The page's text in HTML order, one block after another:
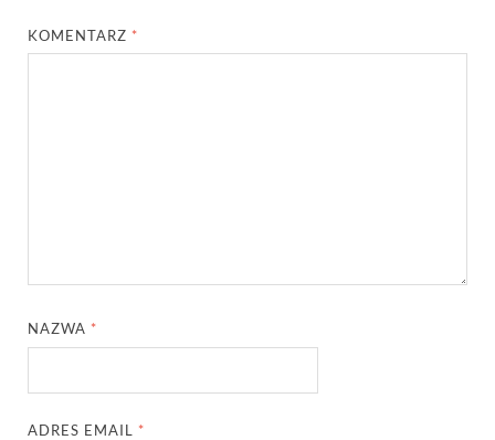
KOMENTARZ *
NAZWA *
ADRES EMAIL *